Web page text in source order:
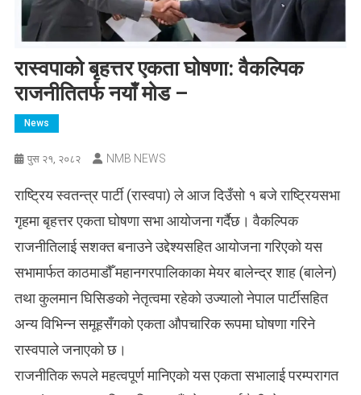
रास्वपाको बृहत्तर एकता घोषणा: वैकल्पिक
राजनीतितर्फ नयाँ मोड –
News
पुस २१, २०८२ NMB NEWS
राष्ट्रिय स्वतन्त्र पार्टी (रास्वपा) ले आज दिउँसो १ बजे राष्ट्रियसभा
गृहमा बृहत्तर एकता घोषणा सभा आयोजना गर्दैछ। वैकल्पिक
राजनीतिलाई सशक्त बनाउने उद्देश्यसहित आयोजना गरिएको यस
सभामार्फत काठमाडौँ महानगरपालिकाका मेयर बालेन्द्र शाह (बालेन)
तथा कुलमान घिसिङको नेतृत्वमा रहेको उज्यालो नेपाल पार्टीसहित
अन्य विभिन्न समूहसँगको एकता औपचारिक रूपमा घोषणा गरिने
रास्वपाले जनाएको छ।
राजनीतिक रूपले महत्वपूर्ण मानिएको यस एकता सभालाई परम्परागत